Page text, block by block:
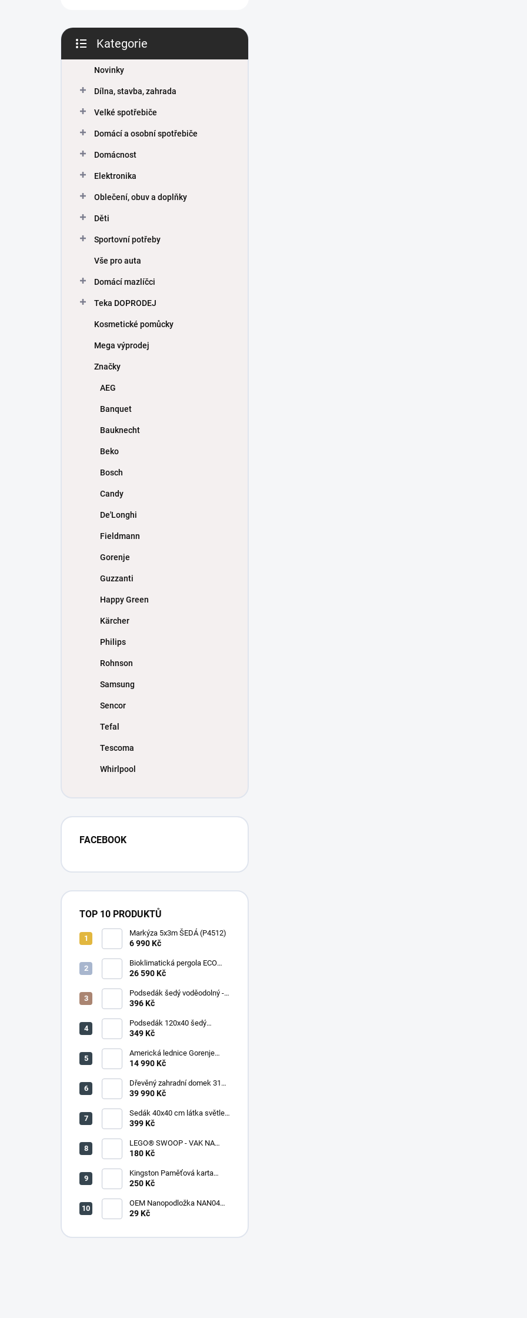
kategorie
Kategorie
Novinky
Dílna, stavba, zahrada
Velké spotřebiče
Domácí a osobní spotřebiče
Domácnost
Elektronika
Oblečení, obuv a doplňky
Děti
Sportovní potřeby
Vše pro auta
Domácí mazlíčci
Teka DOPRODEJ
Kosmetické pomůcky
Mega výprodej
Značky
AEG
Banquet
Bauknecht
Beko
Bosch
Candy
De'Longhi
Fieldmann
Gorenje
Guzzanti
Happy Green
Kärcher
Philips
Rohnson
Samsung
Sencor
Tefal
Tescoma
Whirlpool
FACEBOOK
TOP 10 PRODUKTŮ
Markýza 5x3m ŠEDÁ (P4512)
6 990 Kč
Bioklimatická pergola ECO
4x3 m, ocel - volně stojící
26 590 Kč
Podsedák šedý voděodolný -
set 4ks
396 Kč
Podsedák 120x40 šedý
voděodolný
349 Kč
Americká lednice Gorenje
NRR9185DAXL
14 990 Kč
Dřevěný zahradní domek 316
(290 x 318 x 221 cm)
39 990 Kč
Sedák 40x40 cm látka světle
zelený melír - set 4 kusy
399 Kč
LEGO® SWOOP - VAK NA
KOSTKY
180 Kč
Kingston Paměťová karta
microSDHC 32GB + adaptér
250 Kč
OEM Nanopodložka NAN04
sv.modrá
29 Kč